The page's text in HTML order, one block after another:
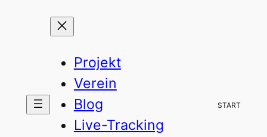
Projekt
Verein
Blog
Live-Tracking
START